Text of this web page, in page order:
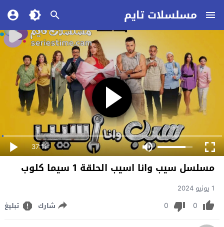
مسلسلات تايم
37:11
مسلسل سيب وانا اسيب الحلقة 1 سيما كلوب
1 يونيو 2024
0
0 شارك تبليغ